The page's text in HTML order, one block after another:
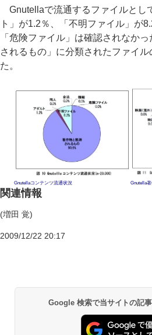
Gnutellaで流通するファイルとし
ト」が1.2％、「不明ファイル」が
「危険ファイル」は確認されなか
されるもの」に分類されたファイ
た。
Gnutellaコンテンツ流通状況 Gnutella
関連情報
(増田 覚)
2009/12/22 20:17
Google 検索で当サイトの記